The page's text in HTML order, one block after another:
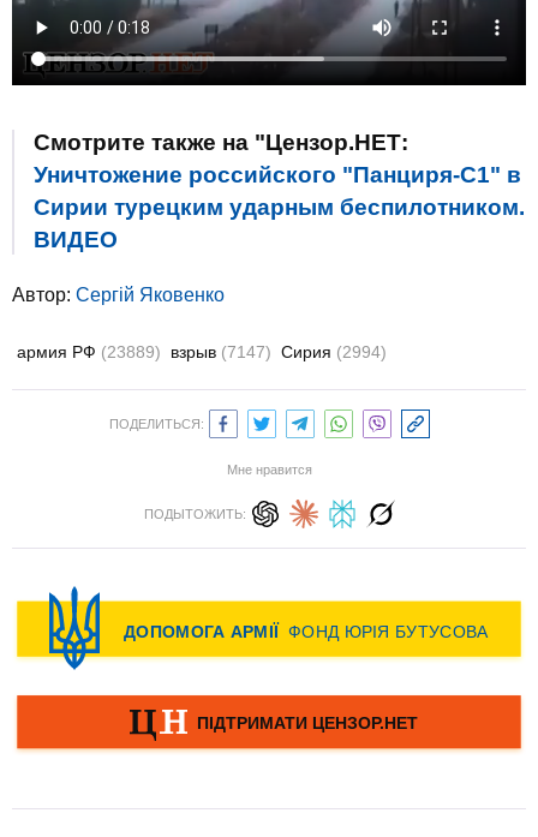
Смотрите также на "Цензор.НЕТ:
Уничтожение российского "Панциря-С1" в
Сирии турецким ударным беспилотником.
ВИДЕО
Автор: Сергій Яковенко
армия РФ (23889) взрыв (7147) Сирия (2994)
ПОДЕЛИТЬСЯ:
Мне нравится
ПОДЫТОЖИТЬ: